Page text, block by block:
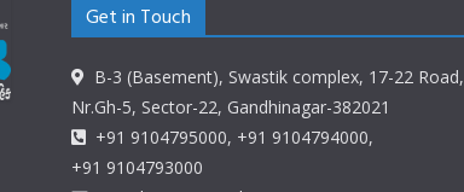
Get in Touch
B-3 (Basement), Swastik complex, 17-22 Road,
Nr.Gh-5, Sector-22, Gandhinagar-382021
+91 9104795000, +91 9104794000,
+91 9104793000